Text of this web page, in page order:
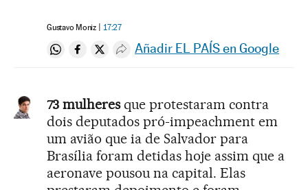
Gustavo Moniz 17:27
Compartir en Whatsapp
Compartir en Facebook
Compartir en Twitter
Desplegar Redes Sociales
Añadir EL PAÍS en Google
73 mulheresque protestaram contra
dois deputados pró-impeachment em
um avião que ia de Salvador para
Brasília foram detidas hoje assim que a
aeronave pousou na capital. Elas